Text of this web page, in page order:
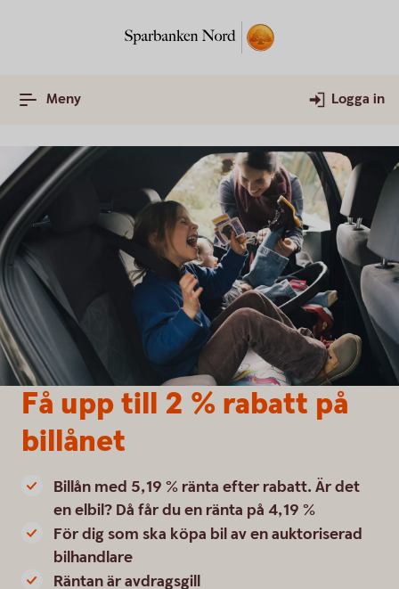
Meny Logga in
Få upp till 2 % rabatt på
billånet
Billån med 5,19 % ränta efter rabatt. Är det
en elbil? Då får du en ränta på 4,19 %
För dig som ska köpa bil av en auktoriserad
bilhandlare
Räntan är avdragsgill